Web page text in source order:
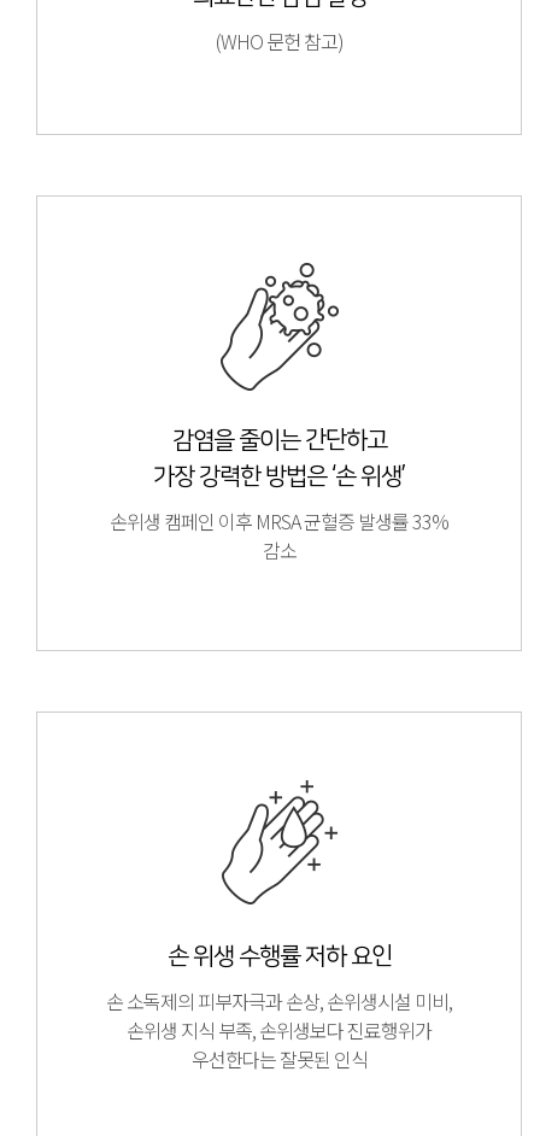
(WHO 문헌 참고)
감염을 줄이는 간단하고
가장 강력한 방법은 ‘손 위생’
손위생 캠페인 이후 MRSA 균혈증 발생률 33%
감소
손 위생 수행률 저하 요인
손 소독제의 피부자극과 손상, 손위생시설 미비,
손위생 지식 부족, 손위생보다 진료행위가
우선한다는 잘못된 인식